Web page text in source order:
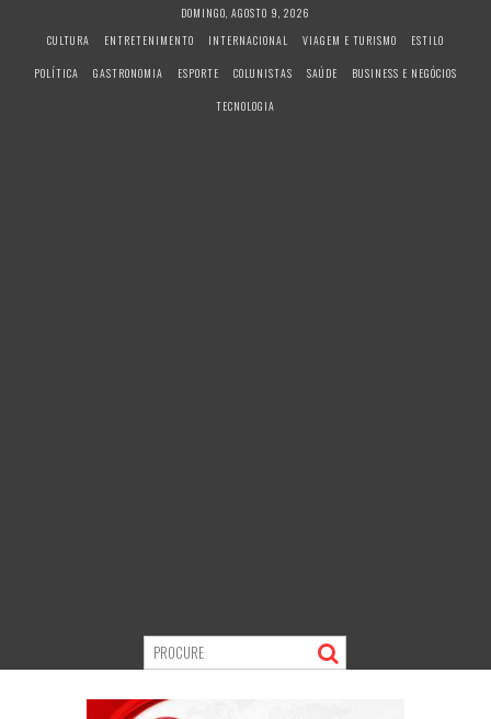
DOMINGO, AGOSTO 9, 2026
CULTURA
ENTRETENIMENTO INTERNACIONAL VIAGEM E TURISMO
ESTILO
POLÍTICA
GASTRONOMIA ESPORTE COLUNISTAS SAÚDE
BUSINESS E NEGÓCIOS
TECNOLOGIA